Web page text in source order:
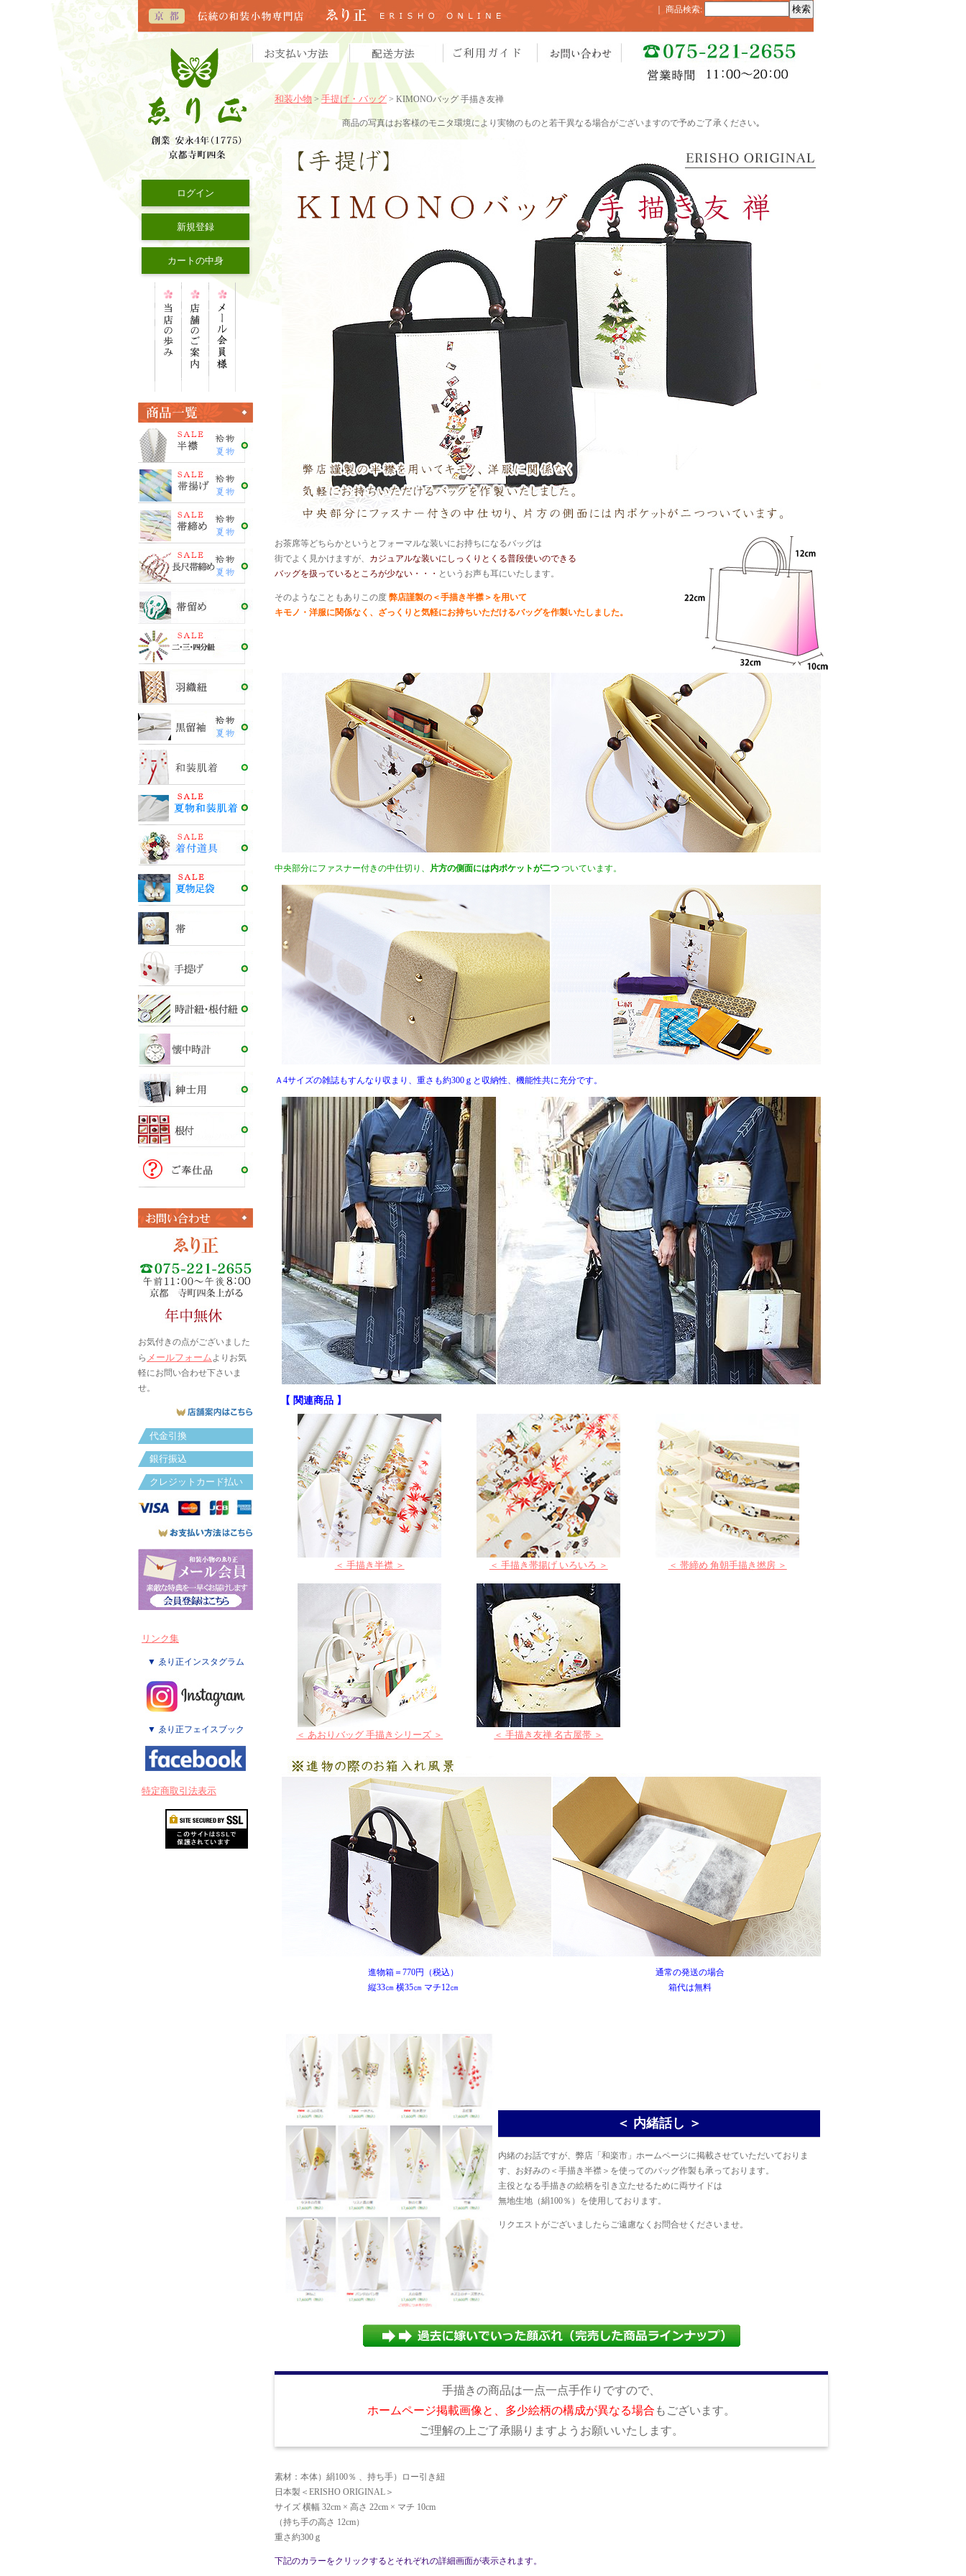
商品検索:
ログイン
新規登録
カートの中身
お気付きの点がございました
ら メールフォームよりお気
軽にお問い合わせ下さいま
せ。
代金引換
銀行振込
クレジットカード払い
リンク集
▼ ゑり正インスタグラム
▼ ゑり正フェイスブック
特定商取引法表示
和装小物 > 手提げ・バッグ > KIMONOバッグ 手描き友禅
商品の写真はお客様のモニタ環境により実物のものと若干異なる場合がございますので予めご了承ください｡
お茶席等どちらかというとフォーマルな装いにお持ちになるバッグは
街でよく見かけますが、 カジュアルな装いにしっくりとくる普段使いのできる
バッグを扱っているところが少ない・・・ というお声も耳にいたします。
そのようなこともありこの度 弊店謹製の＜手描き半襟＞を用いて
キモノ・洋服に関係なく、ざっくりと気軽にお持ちいただけるバッグを作製いたしました。
中央部分にファスナー付きの中仕切り、 片方の側面には内ポケットが二つ ついています。
Ａ4サイズの雑誌もすんなり収まり、重さも約300ｇと収納性、機能性共に充分です。
【 関連商品 】
＜ 手描き半襟 ＞ ＜ 手描き帯揚げ いろいろ ＞ ＜ 帯締め 角朝手描き撚房 ＞
＜ あおりバッグ 手描きシリーズ ＞ ＜ 手描き友禅 名古屋帯 ＞
進物箱＝770円（税込）
縦33㎝ 横35㎝ マチ12㎝
通常の発送の場合
箱代は無料
＜ 内緒話し ＞
内緒のお話ですが、弊店「和楽市」ホームページに掲載させていただいておりま
す、お好みの＜手描き半襟＞を使ってのバッグ作製も承っております。
主役となる手描きの絵柄を引き立たせるために両サイドは
無地生地（絹100％）を使用しております。
リクエストがございましたらご遠慮なくお問合せくださいませ。
手描きの商品は一点一点手作りですので、
ホームページ掲載画像と、多少絵柄の構成が異なる場合 もございます。
ご理解の上ご了承賜りますようお願いいたします。
素材：本体）絹100％ 、持ち手）ロー引き紐
日本製＜ERISHO ORIGINAL＞
サイズ 横幅 32cm × 高さ 22cm × マチ 10cm
（持ち手の高さ 12cm）
重さ約300ｇ
下記のカラーをクリックするとそれぞれの詳細画面が表示されます。